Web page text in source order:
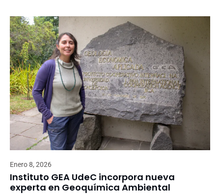
Enero 8, 2026
Instituto GEA UdeC incorpora nueva
experta en Geoquímica Ambiental